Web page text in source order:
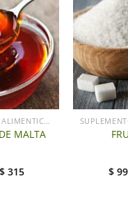
SUPLEMENTOS ALIMENTICIOS
MALTA
$ 315 $ 99